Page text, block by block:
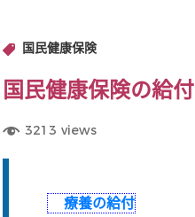
国民健康保険
国民健康保険の給付
3213 views
療養の給付